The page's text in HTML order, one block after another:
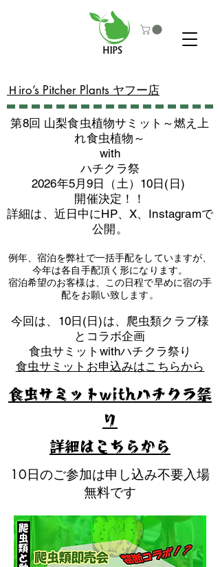
​Ｈiro’s Pitcher Plants ヤフー店
第8回 山梨食虫植物サミット～燃え上
れ食虫植物～
with
​ハチクラ祭
2026年5月9日（土）10日(日)
​開催決定！！
詳細は、近日中にHP、X、Instagramで
公開。
例年、宿泊を弊社で一括手配をしていますが、
今年は各自手配頂く形になります。
​宿泊希望のお客様は、この日程で早めに宿の手
配をお願い致します。
​今回は、10日(日)は、爬虫類クラブ様
とコラボ企画
​食虫サミットwithハチクラ祭り
食虫サミットお申込みはこちらから
10日のご参加は申し込み不要入場
無料です
食虫サミットwithハチクラ祭
り
​詳細はこちらから